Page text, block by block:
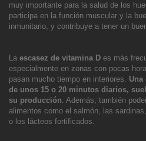
muy importante para la salud de los
participa en la función muscular y la
inmunitario, y contribuye a tener un
La escasez de vitamina D es más
especialmente en zonas con pocas
pasan mucho tiempo en interiores.
de unos 15 o 20 minutos diarios,
su producción. Además, también
alimentos como el salmón, las
o los lácteos fortificados.